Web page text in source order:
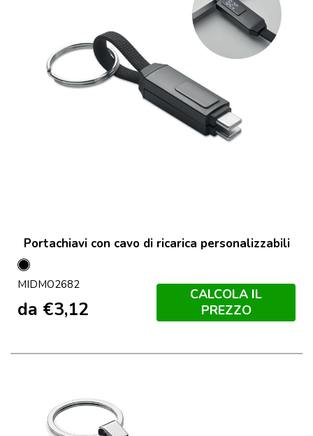
Portachiavi con cavo di ricarica personalizzabili
Nero
MIDMO2682
da €3,12
CALCOLA IL
PREZZO